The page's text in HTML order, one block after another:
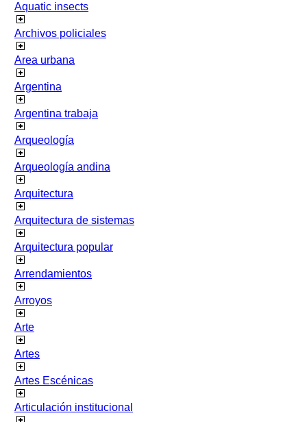
Aquatic insects
Archivos policiales
Area urbana
Argentina
Argentina trabaja
Arqueología
Arqueología andina
Arquitectura
Arquitectura de sistemas
Arquitectura popular
Arrendamientos
Arroyos
Arte
Artes
Artes Escénicas
Articulación institucional